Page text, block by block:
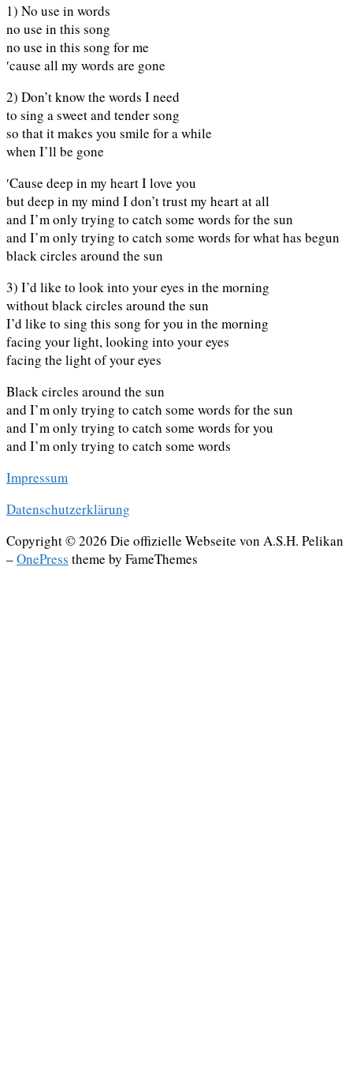
1) No use in words
no use in this song
no use in this song for me
′cause all my words are gone
2) Don’t know the words I need
to sing a sweet and tender song
so that it makes you smile for a while
when I’ll be gone
′Cause deep in my heart I love you
but deep in my mind I don’t trust my heart at all
and I’m only trying to catch some words for the sun
and I’m only trying to catch some words for what has begun
black circles around the sun
3) I’d like to look into your eyes in the morning
without black circles around the sun
I’d like to sing this song for you in the morning
facing your light, looking into your eyes
facing the light of your eyes
Black circles around the sun
and I’m only trying to catch some words for the sun
and I’m only trying to catch some words for you
and I’m only trying to catch some words
Impressum
Datenschutzerklärung
Copyright © 2026 Die offizielle Webseite von A.S.H. Pelikan
–OnePress theme by FameThemes